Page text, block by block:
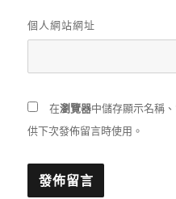
個人網站網址
在瀏覽器中儲存顯示名稱
供下次發佈留言時使用。